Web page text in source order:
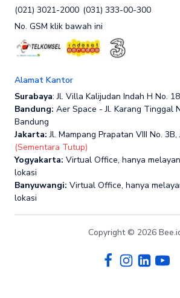
(021) 3021-2000 (031) 333-00-300
No. GSM klik bawah ini
Alamat Kantor
Surabaya: Jl. Villa Kalijudan Indah H No.
Bandung: Aer Space - Jl. Karang Tinggal
Bandung
Jakarta: Jl. Mampang Prapatan VIII No.
(Sementara Tutup)
Yogyakarta: Virtual Office, hanya
lokasi
Banyuwangi: Virtual Office, hanya
lokasi
Copyright © 2026